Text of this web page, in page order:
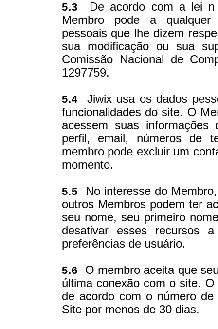
5.3 De acordo com a lei n
Membro pode a qualquer
pessoais que lhe dizem
sua modificação ou sua
Comissão Nacional de
1297759.
5.4 Jiwix usa os dados
funcionalidades do site. O
acessem suas
perfil, email, números de
membro pode excluir um
momento.
5.5 No interesse do
outros Membros podem ter
seu nome, seu primeiro
desativar esses recursos
preferências de usuário.
5.6 O membro aceita que
última conexão com o site.
de acordo com o número
Site por menos de 30 dias.